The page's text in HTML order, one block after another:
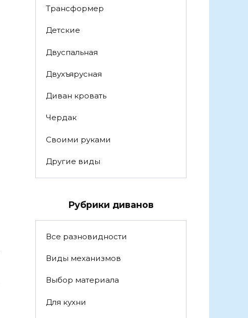
Трансформер
Детские
Двуспальная
Двухъярусная
Диван кровать
Чердак
Своими руками
Другие виды
Рубрики диванов
Все разновидности
Виды механизмов
Выбор материала
Для кухни